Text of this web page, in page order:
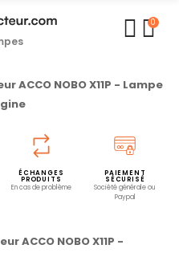
0
NOBO X11P - Lampe
ÉCHANGES
PRODUITS
En cas de problème
PAIEMENT
SÉCURISÉ
Société générale ou
Paypal
ACCO NOBO X11P -